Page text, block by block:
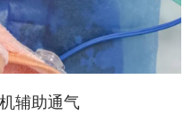
辅助通气